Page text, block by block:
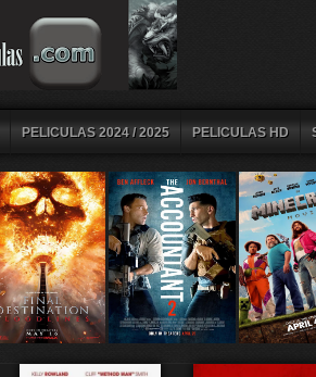
PELICULAS 2024 / 2025 PELICULAS HD